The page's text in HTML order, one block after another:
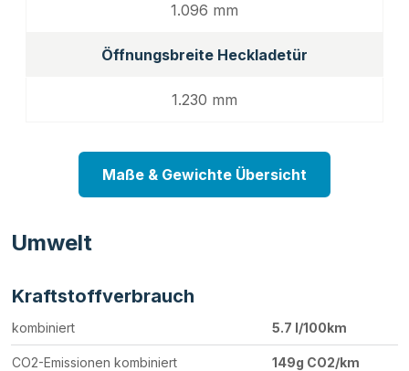
1.096 mm
Öffnungsbreite Heckladetür
1.230 mm
Maße & Gewichte Übersicht
Umwelt
Kraftstoffverbrauch
kombiniert 5.7 l/100km
CO2-Emissionen kombiniert 149g CO2/km